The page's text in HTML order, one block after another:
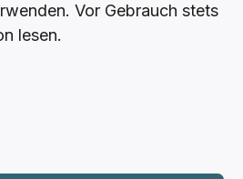
Vor Gebrauch stets
lesen.